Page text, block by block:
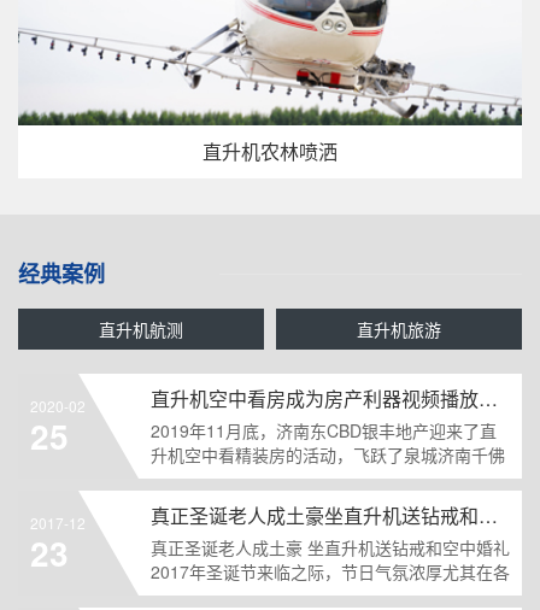
直升机农林喷洒
经典案例
直升机航测 直升机旅游
2020-02
25
直升机空中看房成为房产利器视频播放量近千万
2019年11月底，济南东CBD银丰地产迎来了直
升机空中看精装房的活动，飞跃了泉城济南千佛
山、泉城广......
2017-12
23
真正圣诞老人成土豪坐直升机送钻戒和空中婚礼
真正圣诞老人成土豪 坐直升机送钻戒和空中婚礼
2017年圣诞节来临之际，节日气氛浓厚尤其在各
大商场频......